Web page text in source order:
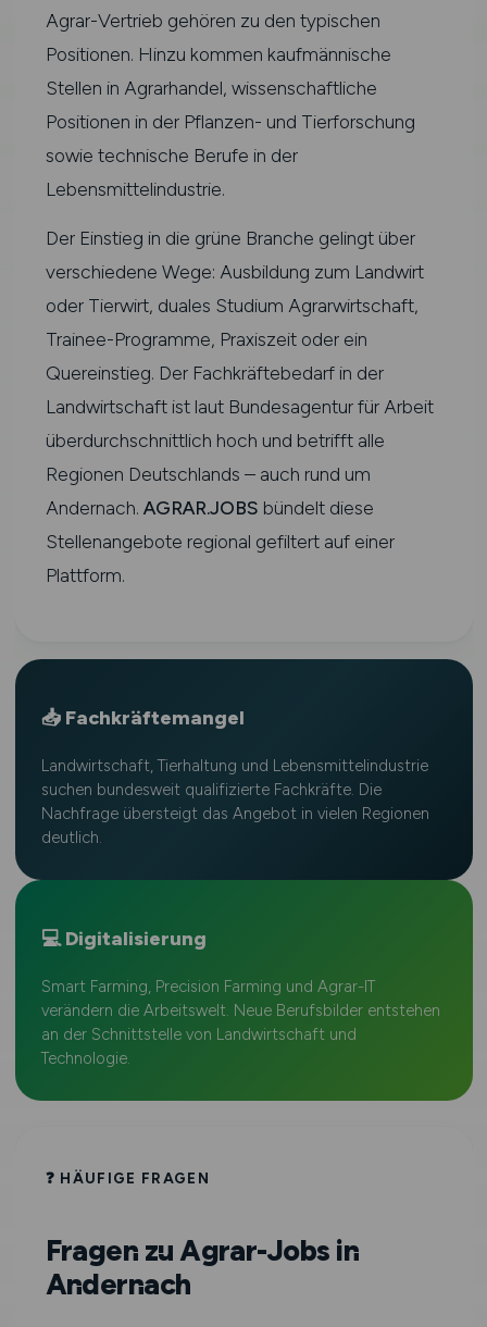
Agrar-Vertrieb gehören zu den typischen
Positionen. Hinzu kommen kaufmännische
Stellen in Agrarhandel, wissenschaftliche
Positionen in der Pflanzen- und Tierforschung
sowie technische Berufe in der
Lebensmittelindustrie.
Der Einstieg in die grüne Branche gelingt über
verschiedene Wege: Ausbildung zum Landwirt
oder Tierwirt, duales Studium Agrarwirtschaft,
Trainee-Programme, Praxiszeit oder ein
Quereinstieg. Der Fachkräftebedarf in der
Landwirtschaft ist laut Bundesagentur für Arbeit
überdurchschnittlich hoch und betrifft alle
Regionen Deutschlands – auch rund um
Andernach. AGRAR.JOBS bündelt diese
Stellenangebote regional gefiltert auf einer
Plattform.
📥 Fachkräftemangel
Landwirtschaft, Tierhaltung und Lebensmittelindustrie
suchen bundesweit qualifizierte Fachkräfte. Die
Nachfrage übersteigt das Angebot in vielen Regionen
deutlich.
💻 Digitalisierung
Smart Farming, Precision Farming und Agrar-IT
verändern die Arbeitswelt. Neue Berufsbilder entstehen
an der Schnittstelle von Landwirtschaft und
Technologie.
❓ HÄUFIGE FRAGEN
Fragen zu Agrar-Jobs in
Andernach